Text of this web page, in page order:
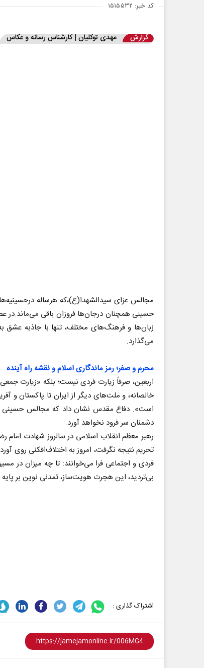
کد خبر: ۱۵۱۵۵۳۲
گزارش مهدی توکلیان | کارشناس رسانه و عکاس
مجالس عزای سیدالشهدا(ع)،که هرساله
حسینی همچنان درجان‌ها فروزان باقی می‌ماند.در
زبان‌ها و فرهنگ‌های مختلف، تنها با جاذبه
می‌گذارد.
محرم و صفر؛ رمز ماندگاری اسلام و نقشه راه آینده
اربعین، صرفاً زیارت فردی نیست؛ بلکه «زیارت
خالصانه، و ملت‌های دیگر از ایران تا پاکستان و
است». دفاع مقدس نشان داد که مجالس حسینی
دشمنان سر فرود نخواهد آورد.
رهبر معظم انقلاب اسلامی در سالروز شهادت
تحریم نتیجه نگرفت، امروز به اختلاف‌افکنی روی
فردی و اجتماعی فرا می‌خوانند: تا چه میزان در
بی‌تردید، این هجرت هویت‌ساز، تمدنی نوین بر
اشتراک گذاری :